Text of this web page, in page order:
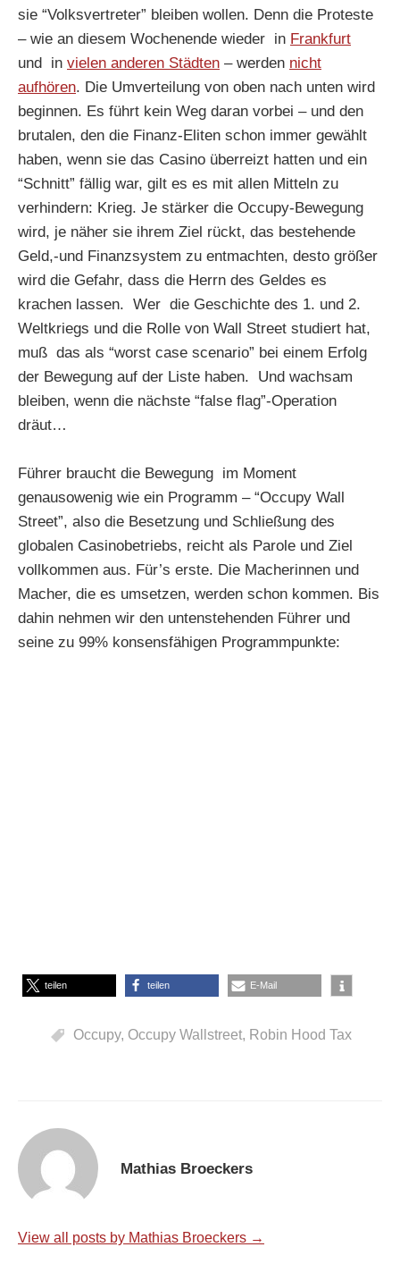
sie “Volksvertreter” bleiben wollen. Denn die Proteste
– wie an diesem Wochenende wieder in Frankfurt
und in vielen anderen Städten – werden nicht
aufhören. Die Umverteilung von oben nach unten wird
beginnen. Es führt kein Weg daran vorbei – und den
brutalen, den die Finanz-Eliten schon immer gewählt
haben, wenn sie das Casino überreizt hatten und ein
“Schnitt” fällig war, gilt es es mit allen Mitteln zu
verhindern: Krieg. Je stärker die Occupy-Bewegung
wird, je näher sie ihrem Ziel rückt, das bestehende
Geld,-und Finanzsystem zu entmachten, desto größer
wird die Gefahr, dass die Herrn des Geldes es
krachen lassen. Wer die Geschichte des 1. und 2.
Weltkriegs und die Rolle von Wall Street studiert hat,
muß das als “worst case scenario” bei einem Erfolg
der Bewegung auf der Liste haben. Und wachsam
bleiben, wenn die nächste “false flag”-Operation
dräut…
Führer braucht die Bewegung im Moment
genausowenig wie ein Programm – “Occupy Wall
Street”, also die Besetzung und Schließung des
globalen Casinobetriebs, reicht als Parole und Ziel
vollkommen aus. Für’s erste. Die Macherinnen und
Macher, die es umsetzen, werden schon kommen. Bis
dahin nehmen wir den untenstehenden Führer und
seine zu 99% konsensfähigen Programmpunkte:
teilen teilen E-Mail
Occupy, Occupy Wallstreet, Robin Hood Tax
Mathias Broeckers
View all posts by Mathias Broeckers →